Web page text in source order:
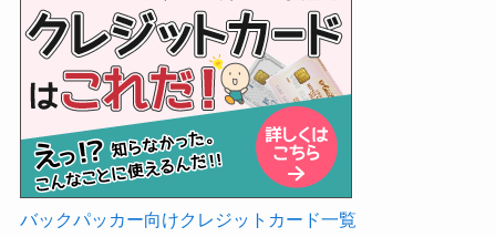
バックパッカー向けクレジットカード一覧